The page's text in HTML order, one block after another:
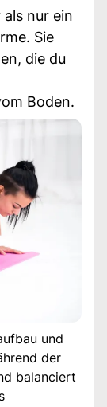
nur ein
Sie
die du
Boden.
und
der
balanciert